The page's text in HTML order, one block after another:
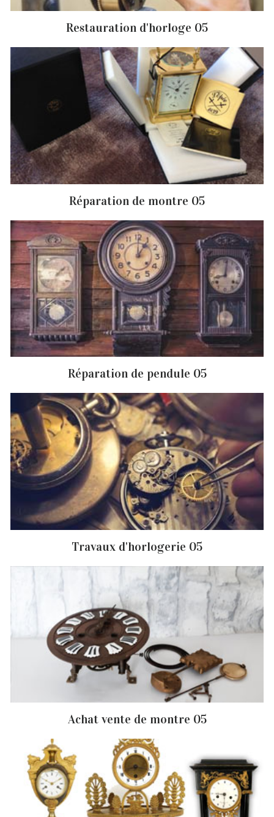
Restauration d'horloge 05
Réparation de montre 05
Réparation de pendule 05
Travaux d'horlogerie 05
Achat vente de montre 05